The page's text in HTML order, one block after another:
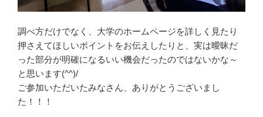
調べ方だけでなく、大学のホームページを詳しく見たり
押さえてほしいポイントをお伝えしたりと、実は曖昧だ
った部分が明確になるいい機会だったのではないかな～
と思います(^^)/
ご参加いただいたみなさん、ありがとうございまし
た！！！